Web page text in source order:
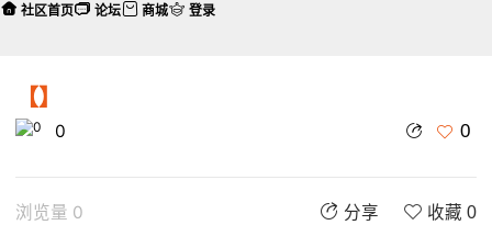
【】
0 0
浏览量 0 分享 收藏 0
社区首页 论坛 商城 登录